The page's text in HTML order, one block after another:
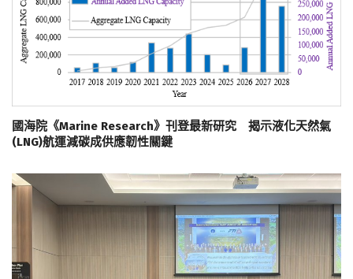
國海院《Marine Research》刊登最新研究 揭示液化天然氣
(LNG)航運減碳成供應韌性關鍵